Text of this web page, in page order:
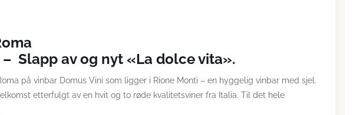
Slapp av og nyt «La dolce vita».
på vinbar Domus Vini som ligger i Rione Monti – en hyggelig vinbar med sjel.
etterfulgt av en hvit og to røde kvalitetsviner fra Italia. Til det hele